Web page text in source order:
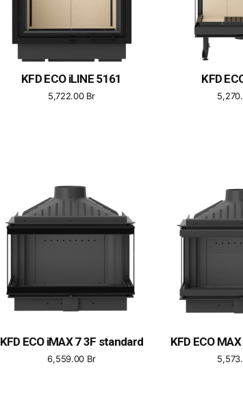
KFD ECO iLINE 5161
5,722.00 Br
KFD
KFD ECO iMAX 7 3F standard
6,559.00 Br
KFD ECO